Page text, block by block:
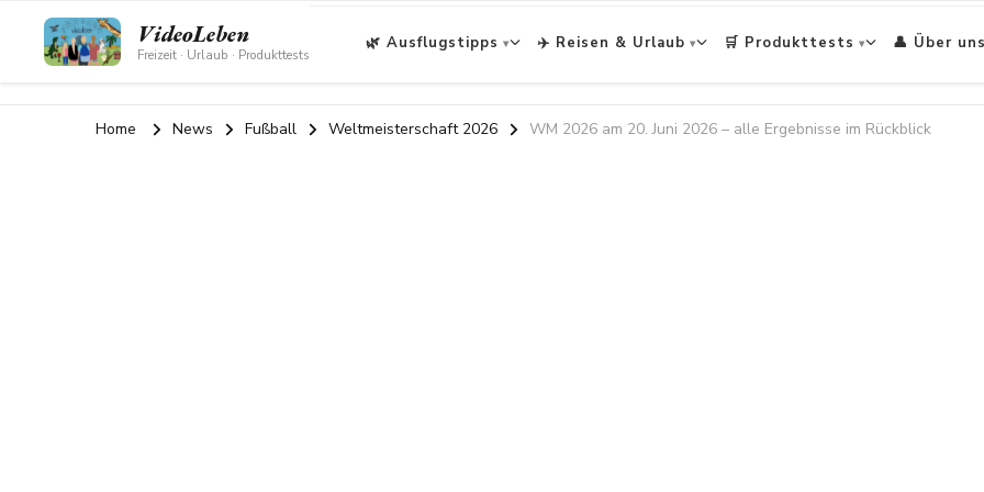
VideoLeben
Freizeit · Urlaub · Produkttests
🌿 Ausflugstipps ✈️ Reisen & Urlaub 🛒 Produkttests 👤 Über
Home News Fußball Weltmeisterschaft 2026 WM 2026 am 20. Juni 2026 – alle Ergebnisse im Rückblick